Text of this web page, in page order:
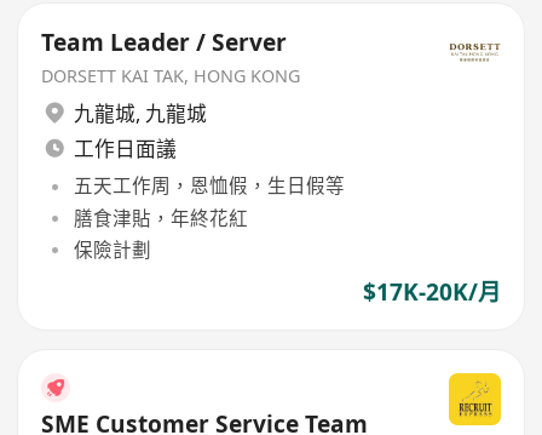
Team Leader / Server
DORSETT KAI TAK, HONG KONG
九龍城, 九龍城
工作日面議
五天工作周，恩恤假，生日假等
膳食津貼，年終花紅
保險計劃
$17K-20K/月
SME Customer Service Team